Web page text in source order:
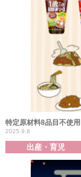
特定原材料8品目不使
2025.9.8
出産・育児